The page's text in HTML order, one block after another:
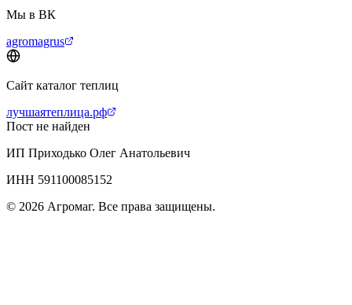
Мы в ВК
agromagrus
Сайт каталог теплиц
лучшаятеплица.рф
Пост не найден
ИП Приходько Олег Анатольевич
ИНН 591100085152
© 2026 Агромаг. Все права защищены.